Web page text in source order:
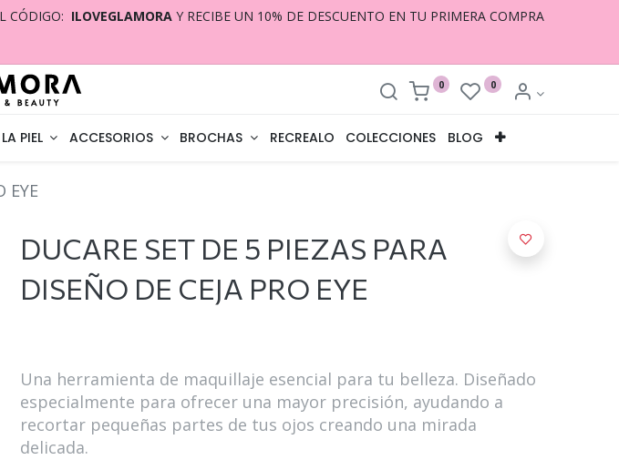
CÓDIGO: ILOVEGLAMORA Y RECIBE UN 10% DE DESCUENTO EN TU PRIMERA COMPRA
0 0
PIEL ACCESORIOS BROCHAS RECREALO COLECCIONES BLOG
EYE
DUCARE SET DE 5 PIEZAS PARA
DISEÑO DE CEJA PRO EYE
Una herramienta de maquillaje esencial para tu belleza. Diseñado
especialmente para ofrecer una mayor precisión, ayudando a
recortar pequeñas partes de tus ojos creando una mirada
delicada.